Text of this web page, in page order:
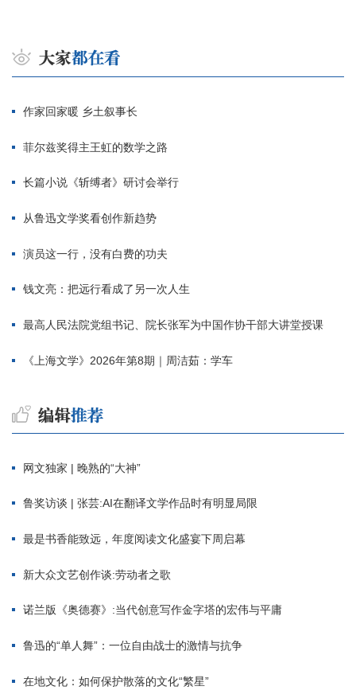
作家回家暖 乡土叙事长
菲尔兹奖得主王虹的数学之路
长篇小说《斩缚者》研讨会举行
从鲁迅文学奖看创作新趋势
演员这一行，没有白费的功夫
钱文亮：把远行看成了另一次人生
最高人民法院党组书记、院长张军为中国作协干部大讲堂授课
《上海文学》2026年第8期｜周洁茹：学车
网文独家 | 晚熟的“大神”
鲁奖访谈 | 张芸:AI在翻译文学作品时有明显局限
最是书香能致远，年度阅读文化盛宴下周启幕
新大众文艺创作谈:劳动者之歌
诺兰版《奥德赛》:当代创意写作金字塔的宏伟与平庸
鲁迅的“单人舞”：一位自由战士的激情与抗争
在地文化：如何保护散落的文化“繁星”